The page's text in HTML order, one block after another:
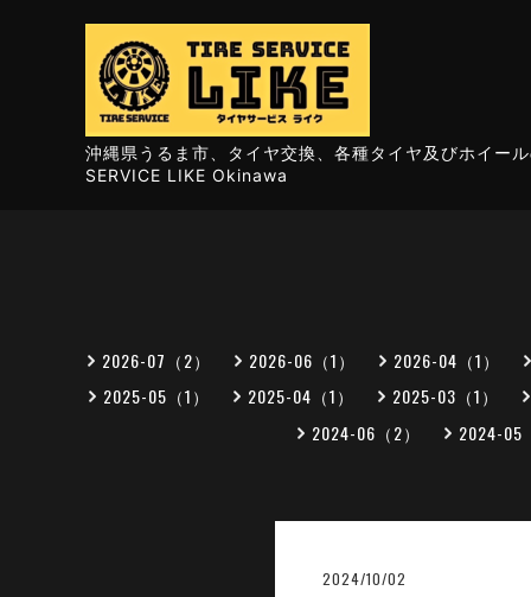
沖縄県うるま市、タイヤ交換、各種タイヤ及びホイー
SERVICE LIKE Okinawa
2026-07（2） 2026-06（1）
2026-04（1）
2025-05（1）
2025-04（1）
2025-03（1）
2024-06（2）
2024-05
2024/10/02